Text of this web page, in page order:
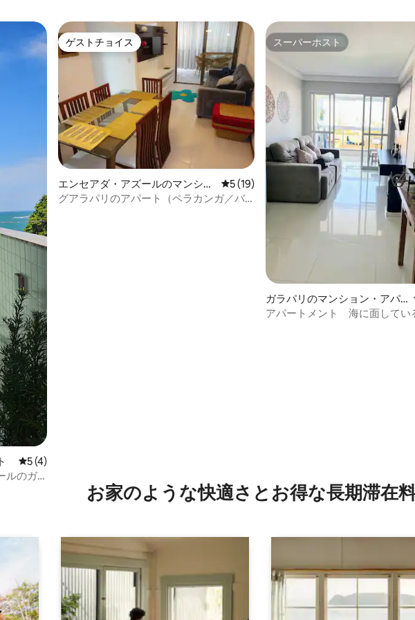
レビュー4件、5つ星中5つ星の平均評価
5 (4)
ルのガ
ゲストチョイス
ゲストチョイス
エンセアダ・アズールのマンショ
ン・アパート
レビュー19件、5つ星中5つ星の平均評価
5 (19)
グアラパリのアパート（ペラカンガ／バ
スーパーホスト
スーパーホスト
ガラパリのマンション・アパ
ート
アパートメント 海に面して
お家のような快⁠適⁠さ⁠とお⁠得⁠な長⁠期⁠滞⁠在